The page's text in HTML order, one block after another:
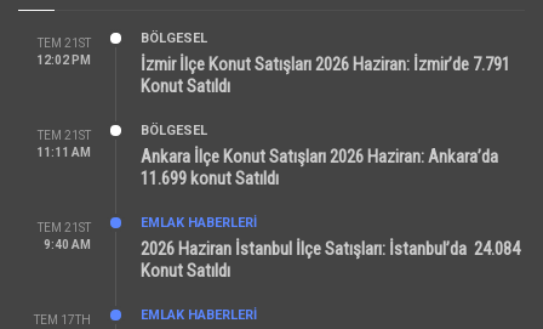
TEM 21ST
12:02 PM
BÖLGESEL
İzmir İlçe Konut Satışları 2026 Haziran: İzmir’de 7.791
Konut Satıldı
TEM 21ST
11:11 AM
BÖLGESEL
Ankara İlçe Konut Satışları 2026 Haziran: Ankara’da
11.699 konut Satıldı
TEM 21ST
9:40 AM
EMLAK HABERLERI
2026 Haziran İstanbul İlçe Satışları: İstanbul’da 24.084
Konut Satıldı
TEM 17TH EMLAK HABERLERI